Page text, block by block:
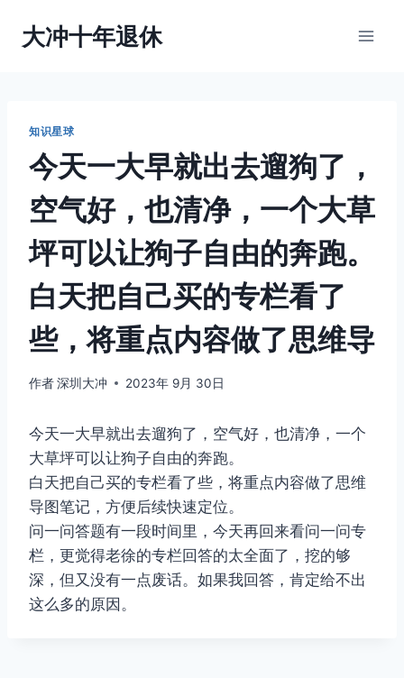
大冲十年退休
知识星球
今天一大早就出去遛狗了，
空气好，也清净，一个大草
坪可以让狗子自由的奔跑。
白天把自己买的专栏看了
些，将重点内容做了思维导
作者深圳大冲 2023年 9月 30日
今天一大早就出去遛狗了，空气好，也清净，一个
大草坪可以让狗子自由的奔跑。
白天把自己买的专栏看了些，将重点内容做了思维
导图笔记，方便后续快速定位。
问一问答题有一段时间里，今天再回来看问一问专
栏，更觉得老徐的专栏回答的太全面了，挖的够
深，但又没有一点废话。如果我回答，肯定给不出
这么多的原因。